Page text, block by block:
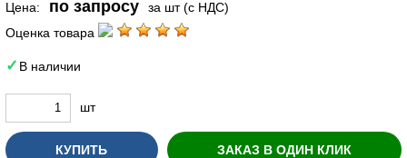
Цена: по запросу
за шт (с НДС)
Оценка товара
В наличии
шт
КУПИТЬ ЗАКАЗ В ОДИН КЛИК